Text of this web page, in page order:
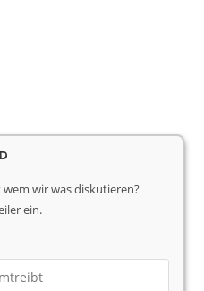
wir was diskutieren?
ein.